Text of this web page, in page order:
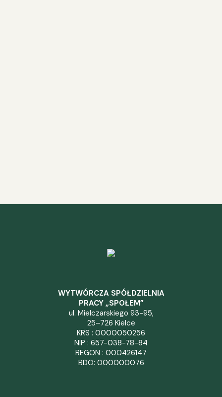
WYTWÓRCZA SPÓŁDZIELNIA
PRACY „SPOŁEM”
ul. Mielczarskiego 93-95,
25–726 Kielce
KRS : 0000050256
NIP : 657-038-78-84
REGON : 000426147
BDO: 000000076